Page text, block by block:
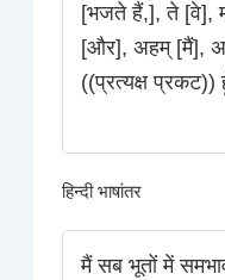
[भजते हैं,], ते [वे],
[और], अहम् [मैं],
((प्रत्यक्ष प्रकट))
हिन्दी भाषांतर
मैं सब भूतों में